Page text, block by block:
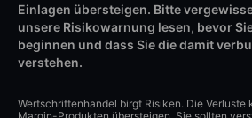
Einlagen übersteigen. Bitte
unsere Risikowarnung lesen, bevor
beginnen und dass Sie die damit
verstehen.
Wertschriftenhandel birgt Risiken. Die Verluste